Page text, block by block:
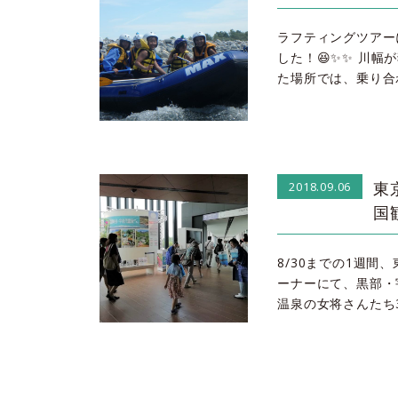
ラフティングツア
した！😆✨✨ 川幅
た場所では、乗り
2018.09.06
東
国
8/30までの1週間、
ーナーにて、黒部
温泉の女将さんた